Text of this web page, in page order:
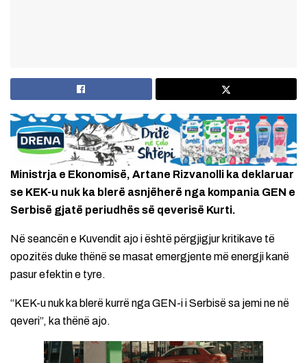
Ministrja e Ekonomisë, Artane Rizvanolli ka deklaruar
se KEK-u nuk ka blerë asnjëherë nga kompania GEN e
Serbisë gjatë periudhës së qeverisë Kurti.
Në seancën e Kuvendit ajo i është përgjigjur kritikave të
opozitës duke thënë se masat emergjente më energji kanë
pasur efektin e tyre.
“KEK-u nuk ka blerë kurrë nga GEN-i i Serbisë sa jemi ne në
qeveri”, ka thënë ajo.